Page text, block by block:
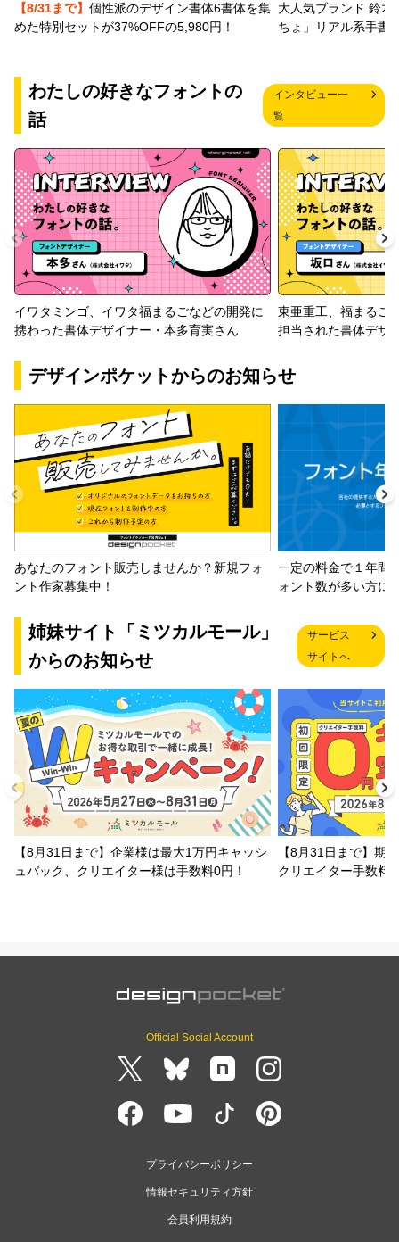
【8/31まで】 個性派のデザイン書体6書体を集
めた特別セットが37%OFFの5,980円！
大人気ブランド 鈴木
ちょ」リアル系手書
わたしの好きなフォントの
話
インタビュー一
覧
イワタミンゴ、イワタ福まるごなどの開発に
携わった書体デザイナー・本多育実さん
東亜重工、福まるご
担当された書体デザ
デザインポケットからのお知らせ
あなたのフォント販売しませんか？新規フォ
ント作家募集中！
一定の料金で１年間
ォント数が多い方に
姉妹サイト「ミツカルモール」
からのお知らせ
サービス
サイトへ
【8月31日まで】企業様は最大1万円キャッシ
ュバック、クリエイター様は手数料0円！
【8月31日まで】期
クリエイター手数料
Official Social Account
プライバシーポリシー
情報セキュリティ方針
会員利用規約